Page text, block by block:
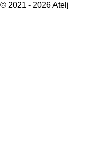
© 2021 - 2026 Atelj